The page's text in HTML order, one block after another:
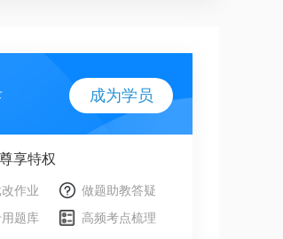
成为学员
享特权
作业
做题助教答疑
题库
高频考点梳理